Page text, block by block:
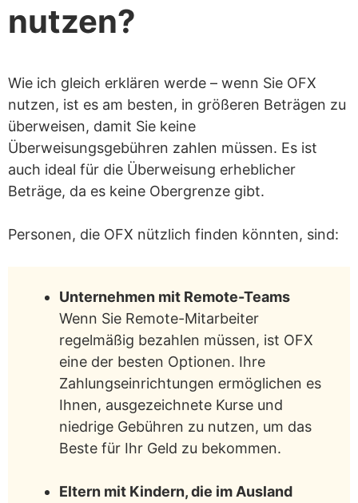
Begrenzte Finanzierungsmöglichkeiten
Beschwerden über nicht angekommene
Gelder
Gelegentlich langsame
Überweisungsgeschwindigkeiten
Die Funktionsweise des OFX Geldtransfers
Würden wir OFX Geldtransfer nutzen?
nutzen?
Wie ich gleich erklären werde – wenn Sie OFX
nutzen, ist es am besten, in größeren Beträgen zu
überweisen, damit Sie keine
Überweisungsgebühren zahlen müssen. Es ist
auch ideal für die Überweisung erheblicher
Beträge, da es keine Obergrenze gibt.
Personen, die OFX nützlich finden könnten, sind:
Unternehmen mit Remote-Teams
Wenn Sie Remote-Mitarbeiter
regelmäßig bezahlen müssen, ist OFX
eine der besten Optionen. Ihre
Zahlungseinrichtungen ermöglichen es
Ihnen, ausgezeichnete Kurse und
niedrige Gebühren zu nutzen, um das
Beste für Ihr Geld zu bekommen.
Eltern mit Kindern, die im Ausland